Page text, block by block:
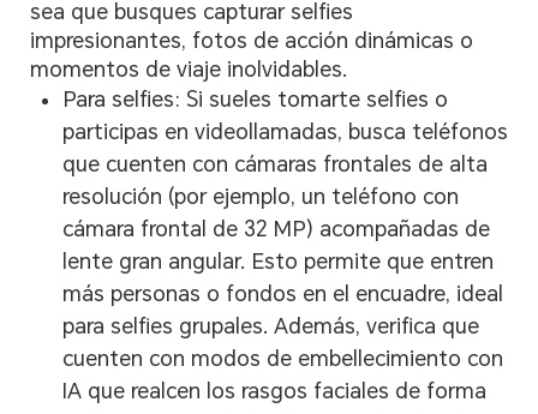
sea que busques capturar selfies
impresionantes, fotos de acción dinámicas o
momentos de viaje inolvidables.
Para selfies: Si sueles tomarte selfies o
participas en videollamadas, busca teléfonos
que cuenten con cámaras frontales de alta
resolución (por ejemplo, un teléfono con
cámara frontal de 32 MP) acompañadas de
lente gran angular. Esto permite que entren
más personas o fondos en el encuadre, ideal
para selfies grupales. Además, verifica que
cuenten con modos de embellecimiento con
IA que realcen los rasgos faciales de forma